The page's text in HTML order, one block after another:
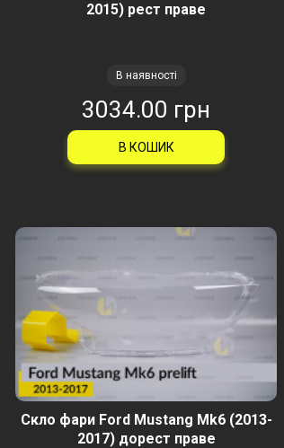
2015) рест праве
В наявності
3034.00 грн
В КОШИК
Скло фари Ford Mustang Mk6 (2013-
2017) дорест праве